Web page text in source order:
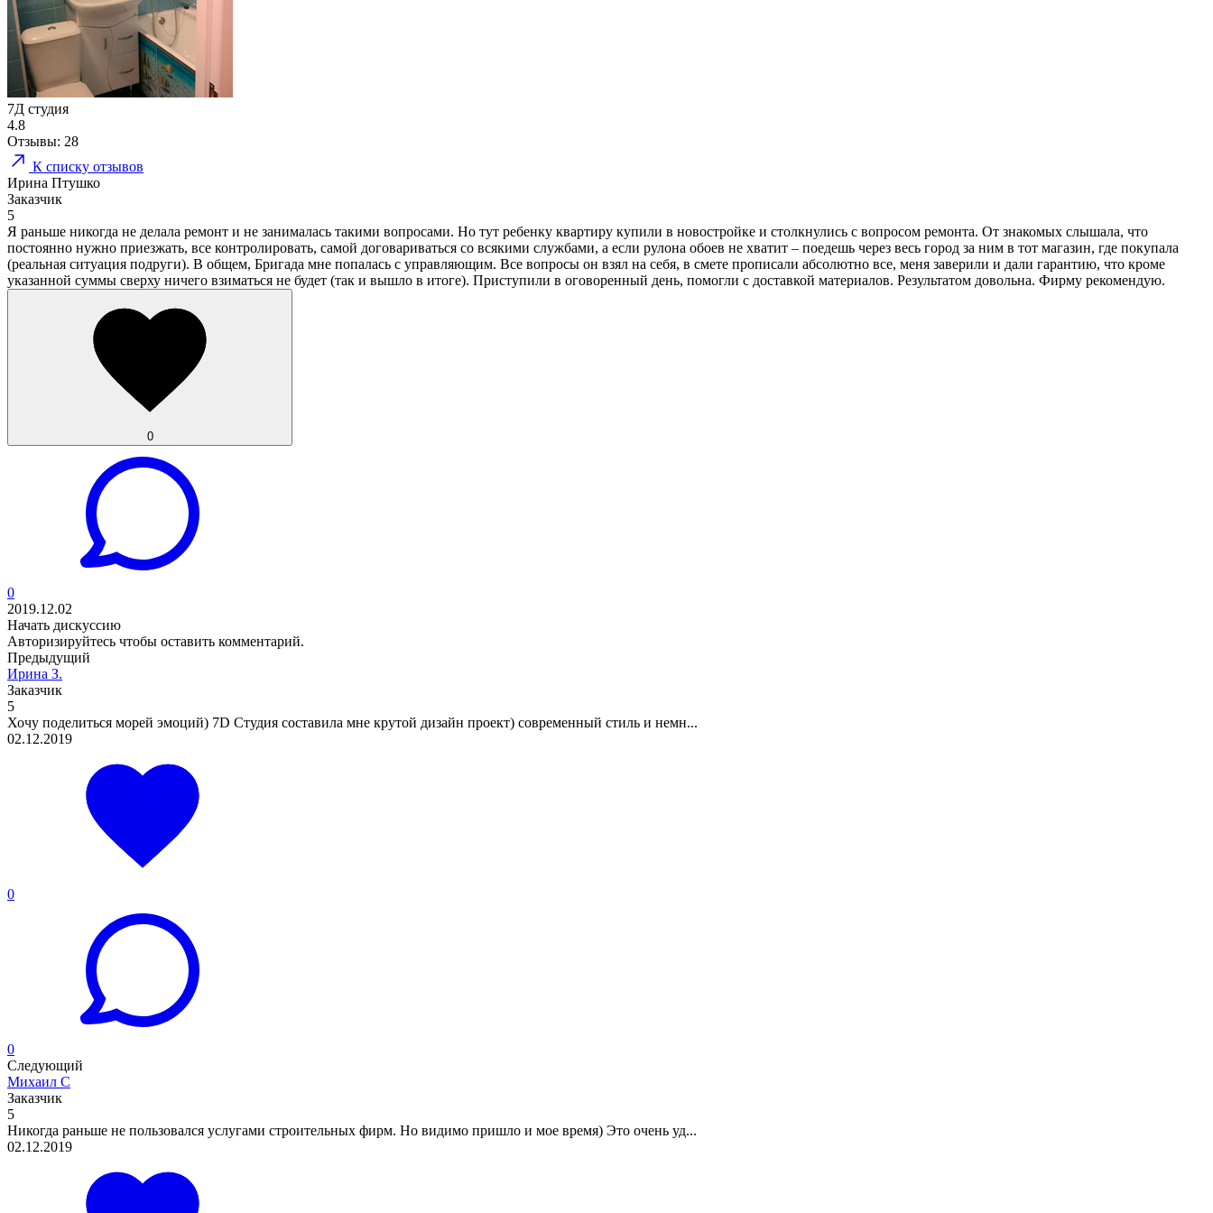
7Д студия
4.8
Отзывы: 28
К списку отзывов
Ирина Птушко
Заказчик
5
Я раньше никогда не делала ремонт и не занималась такими вопросами. Но тут ребенку квартиру купили в новостройке и столкнулись с вопросом ремонта. От знакомых слышала, что
постоянно нужно приезжать, все контролировать, самой договариваться со всякими службами, а если рулона обоев не хватит – поедешь через весь город за ним в тот магазин, где покупала
(реальная ситуация подруги). В общем, Бригада мне попалась с управляющим. Все вопросы он взял на себя, в смете прописали абсолютно все, меня заверили и дали гарантию, что кроме
указанной суммы сверху ничего взиматься не будет (так и вышло в итоге). Приступили в оговоренный день, помогли с доставкой материалов. Результатом довольна. Фирму рекомендую.
0
0
2019.12.02
Начать дискуссию
Авторизируйтесь чтобы оставить комментарий.
Предыдущий
Ирина З.
Заказчик
5
Хочу поделиться морей эмоций) 7D Студия составила мне крутой дизайн проект) современный стиль и немн...
02.12.2019
0
0
Следующий
Михаил С
Заказчик
5
Никогда раньше не пользовался услугами строительных фирм. Но видимо пришло и мое время) Это очень уд...
02.12.2019